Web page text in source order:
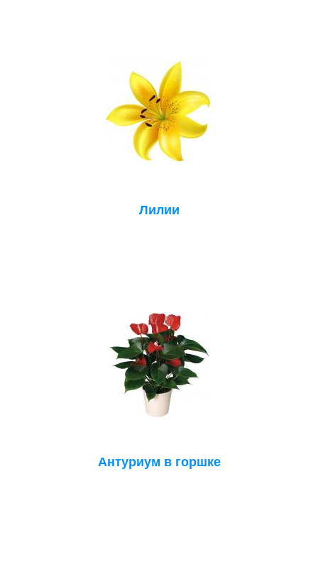
Лилии
Антуриум в горшке